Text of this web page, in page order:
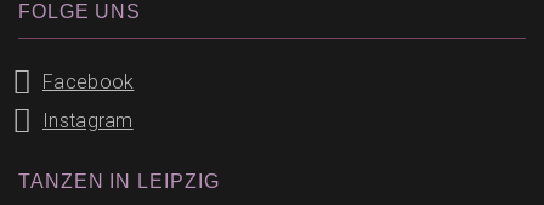
FOLGE UNS
Facebook
Instagram
TANZEN IN LEIPZIG